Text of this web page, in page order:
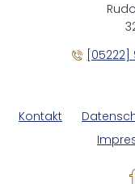
Kontakt